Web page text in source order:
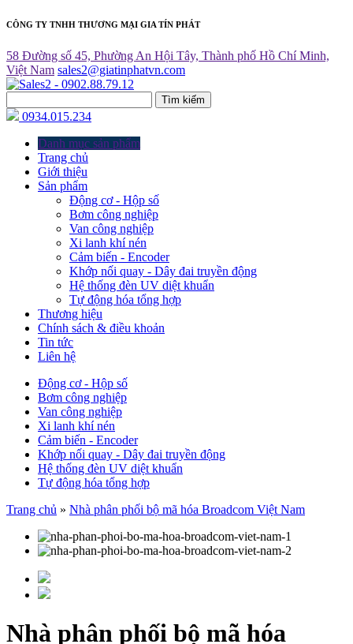
CÔNG TY TNHH THƯƠNG MẠI GIA TÍN PHÁT
58 Đường số 45, Phường An Hội Tây, Thành phố Hồ Chí Minh,
Việt Nam sales2@giatinphatvn.com
Tìm kiếm
0934.015.234
Danh mục sản phẩm
Trang chủ
Giới thiệu
Sản phẩm
Động cơ - Hộp số
Bơm công nghiệp
Van công nghiệp
Xi lanh khí nén
Cảm biến - Encoder
Khớp nối quay - Dây đai truyền động
Hệ thống đèn UV diệt khuẩn
Tự động hóa tổng hợp
Thương hiệu
Chính sách & điều khoản
Tin tức
Liên hệ
Động cơ - Hộp số
Bơm công nghiệp
Van công nghiệp
Xi lanh khí nén
Cảm biến - Encoder
Khớp nối quay - Dây đai truyền động
Hệ thống đèn UV diệt khuẩn
Tự động hóa tổng hợp
Trang chủ » Nhà phân phối bộ mã hóa Broadcom Việt Nam
Nhà phân phối bộ mã hóa